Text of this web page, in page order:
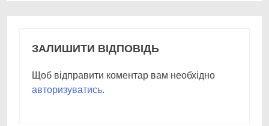
ЗАЛИШИТИ ВІДПОВІДЬ
Щоб відправити коментар вам необхідно
авторизуватись.